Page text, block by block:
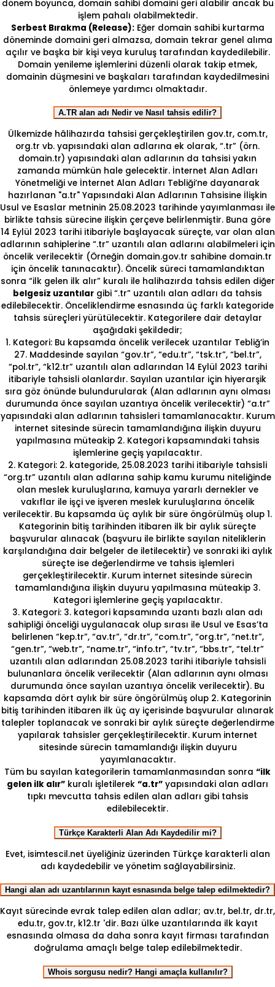
dönem boyunca, domain sahibi domaini geri alabilir ancak bu
işlem pahalı olabilmektedir.
Serbest Bırakma (Release):Eğer domain sahibi kurtarma
döneminde domaini geri almazsa, domain tekrar genel alıma
açılır ve başka bir kişi veya kuruluş tarafından kaydedilebilir.
Domain yenileme işlemlerini düzenli olarak takip etmek,
domainin düşmesini ve başkaları tarafından kaydedilmesini
önlemeye yardımcı olmaktadır.
A.TR alan adı Nedir ve Nasıl tahsis edilir?
Ülkemizde hâlihazırda tahsisi gerçekleştirilen gov.tr, com.tr,
org.tr vb. yapısındaki alan adlarına ek olarak, “.tr” (örn.
domain.tr) yapısındaki alan adlarının da tahsisi yakın
zamanda mümkün hale gelecektir. İnternet Alan Adları
Yönetmeliği ve İnternet Alan Adları Tebliği’ne dayanarak
hazırlanan "a.tr" Yapısındaki Alan Adlarının Tahsisine İlişkin
Usul ve Esaslar metninin 25.08.2023 tarihinde yayımlanması ile
birlikte tahsis sürecine ilişkin çerçeve belirlenmiştir. Buna göre
14 Eylül 2023 tarihi itibariyle başlayacak süreçte, var olan alan
adlarının sahiplerine “.tr” uzantılı alan adlarını alabilmeleri için
öncelik verilecektir (Örneğin domain.gov.tr sahibine domain.tr
için öncelik tanınacaktır). Öncelik süreci tamamlandıktan
sonra “ilk gelen ilk alır” kuralı ile halihazırda tahsis edilen diğer
belgesiz uzantılar gibi “.tr” uzantılı alan adları da tahsis
edilebilecektir. Önceliklendirme esnasında üç farklı kategoride
tahsis süreçleri yürütülecektir. Kategorilere dair detaylar
aşağıdaki şekildedir;
1. Kategori: Bu kapsamda öncelik verilecek uzantılar Tebliğ’in
27. Maddesinde sayılan “gov.tr”, “edu.tr”, “tsk.tr”, “bel.tr”,
“pol.tr”, “k12.tr” uzantılı alan adlarından 14 Eylül 2023 tarihi
itibariyle tahsisli olanlardır. Sayılan uzantılar için hiyerarşik
sıra göz önünde bulundurularak (Alan adlarının aynı olması
durumunda önce sayılan uzantıya öncelik verilecektir) “a.tr”
yapısındaki alan adlarının tahsisleri tamamlanacaktır. Kurum
internet sitesinde sürecin tamamlandığına ilişkin duyuru
yapılmasına müteakip 2. Kategori kapsamındaki tahsis
işlemlerine geçiş yapılacaktır.
2. Kategori: 2. kategoride, 25.08.2023 tarihi itibariyle tahsisli
“org.tr” uzantılı alan adlarına sahip kamu kurumu niteliğinde
olan meslek kuruluşlarına, kamuya yararlı dernekler ve
vakıflar ile işçi ve işveren meslek kuruluşlarına öncelik
verilecektir. Bu kapsamda üç aylık bir süre öngörülmüş olup 1.
Kategorinin bitiş tarihinden itibaren ilk bir aylık süreçte
başvurular alınacak (başvuru ile birlikte sayılan niteliklerin
karşılandığına dair belgeler de iletilecektir) ve sonraki iki aylık
süreçte ise değerlendirme ve tahsis işlemleri
gerçekleştirilecektir. Kurum internet sitesinde sürecin
tamamlandığına ilişkin duyuru yapılmasına müteakip 3.
Kategori işlemlerine geçiş yapılacaktır.
3. Kategori: 3. kategori kapsamında uzantı bazlı alan adı
sahipliği önceliği uygulanacak olup sırası ile Usul ve Esas’ta
belirlenen “kep.tr”, “av.tr”, “dr.tr”, “com.tr”, “org.tr”, “net.tr”,
“gen.tr”, “web.tr”, “name.tr”, “info.tr”, “tv.tr”, “bbs.tr”, “tel.tr”
uzantılı alan adlarından 25.08.2023 tarihi itibariyle tahsisli
bulunanlara öncelik verilecektir (Alan adlarının aynı olması
durumunda önce sayılan uzantıya öncelik verilecektir). Bu
kapsamda dört aylık bir süre öngörülmüş olup 2. Kategorinin
bitiş tarihinden itibaren ilk üç ay içerisinde başvurular alınarak
talepler toplanacak ve sonraki bir aylık süreçte değerlendirme
yapılarak tahsisler gerçekleştirilecektir. Kurum internet
sitesinde sürecin tamamlandığı ilişkin duyuru
yayımlanacaktır.
Tüm bu sayılan kategorilerin tamamlanmasından sonra “ilk
gelen ilk alır” kuralı işletilerek “a.tr” yapısındaki alan adları
tıpkı mevcutta tahsis edilen alan adları gibi tahsis
edilebilecektir.
Türkçe Karakterli Alan Adı Kaydedilir mi?
Evet, isimtescil.net üyeliğiniz üzerinden Türkçe karakterli alan
adı kaydedebilir ve yönetim sağlayabilirsiniz.
Hangi alan adı uzantılarının kayıt esnasında belge talep edilmektedir?
Kayıt sürecinde evrak talep edilen alan adlar; av.tr, bel.tr, dr.tr,
edu.tr, gov.tr, k12.tr 'dir. Bazı ülke uzantılarında ilk kayıt
esnasında olmasa da daha sonra kayıt firması tarafından
doğrulama amaçlı belge talep edilebilmektedir.
Whois sorgusu nedir? Hangi amaçla kullanılır?